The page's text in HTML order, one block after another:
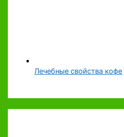
Лечебные свойства кофе